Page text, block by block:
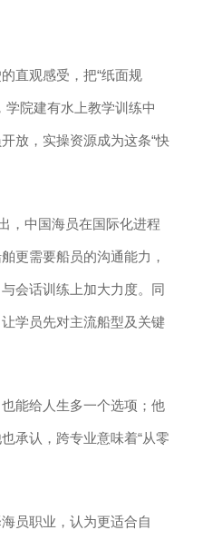
直观感受，把“纸面规
学院建有水上教学训练中
放，实操资源成为这条“快
中国海员在国际化进程
更需要船员的沟通能力，
会话训练上加大力度。同
学员先对主流船型及关键
能给人生多一个选项；他
承认，跨专业意味着“从零
员职业，认为更适合自